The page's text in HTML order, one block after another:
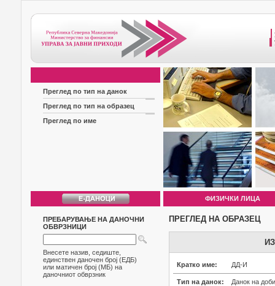
Преглед по тип на данок
Преглед по тип на образец
Преглед по име
ФИЗИЧКИ ЛИЦА
ПРЕБАРУВАЊЕ НА ДАНОЧНИ
ОБВРЗНИЦИ
Внесете назив, седиште,
единствен даночен број (ЕДБ)
или матичен број (МБ) на
даночниот обврзник
ПРЕГЛЕД НА ОБРАЗЕЦ
Кратко име: ДД-И
Тип на данок: Данок на